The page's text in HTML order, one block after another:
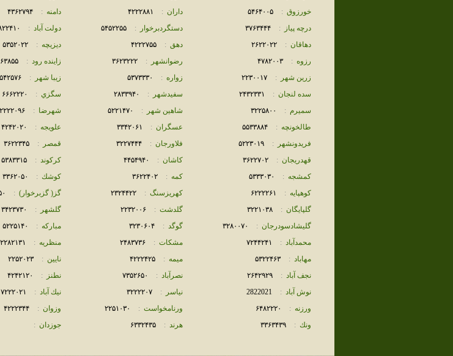
خورزوق : ۵۴۶۴٠٠۵ داران : ۴٢٢٢٨٨١ دامنه :
۴٣۶٢٧٩۴
درچه پياز
: ٣٧۶٣۴۴۴ دستگردبرخوار : ۵۴۵٢٢۵۵ دولت آباد :
دهاقان : ٢۶٢٢٠٢٢ دهق : ۴٢٢٢٧۵۵ ديزيچه :
۵٣۵٢٠٢٢
رزوه : ۴٧٨٢٠٠٣ رضوانشهر : ٣۶٢٣٢٢٢ زاينده رود :
زرين شهر
: ٢٢٣٠٠١٧ زواره : ۵٣٧٣٣٣٠ زيبا شهر :
سده لنجان : ٢۴٣٢٣٣١ سفيدشهر : ٢٨٣٣٩۴٠ سگزي :
۶۶۶٢٢٢٠
سميرم : ٣٢٢۵٨٠٠ شاهين شهر : ۵٢٢١۴٧٠ شهرضا :
٢٢٢٢٠٩۶
طالخونچه : ۵۵٣٣٨٨۴ عسگران : ٣٣۴٢٠۶١ علويجه :
۴٢۴٢٠٢٠
فريدونشهر
: ۵٢٢٣٠١٩ فلاورجان : ٣٢٢٧۴۴۴ قمصر :
٣۶٢٢٣۴۵
قهدريجان : ٣۶٢٢٧٠٢ كاشان : ۴۴۵۴٩۴٠ كركوند :
۵٣٨٣٣١۵
كمشجه : ۵٣٣٣٠٣٠ كمه : ٣۶٢٢۴٠٢ كوشك :
٣٣۶٢٠۵٠
كوهپايه : ۶٢٢٢٢۶١ كهريزسنگ : ٢٣٢۴۴٢٢ گز( گزبرخوار) :
گلپايگان : ٣٢٢١٠٣٨ گلدشت : ٢٢٣٢٠٠۶ گلشهر :
٣۴٢٣٧٣٠
گليشادسودرجان : ٣٢٨٠٠٧٠ گوگد : ٣٢٣٠۶٠۴ مباركه :
۵٢٢۵١۴٠
محمدآباد : ٧٢۴۴٢۴١ مشكات : ٢۴٨٣٧٣۶ منظريه :
٢٢٨٢١٣١
مهاباد : ۵٣٢٢۴۶٣ ميمه : ۴٢٢٢۴٢۵ نايين :
٢٢۵٢٠٢٣
نجف آباد : ٢۶۴٢٩٢٩ نصرآباد : ٧٣۵٢۶۵٠ نطنز :
۴٢۴٢١٢٠
نوش آباد :
2822021 نياسر : ٣٢٢٢٢٠٧ نيك آباد :
٧٢٢٢٠٢١
ورزنه : ۶۴٨٢٢٢٠ ورنامخواست : ٢٢۵١٠٣٠ وزوان :
۴٢٢٢٣۴۴
ونك : ٣٣۶٣۴٣٩ هرند : ۶٣٣٢۴٣۵ جوزدان :